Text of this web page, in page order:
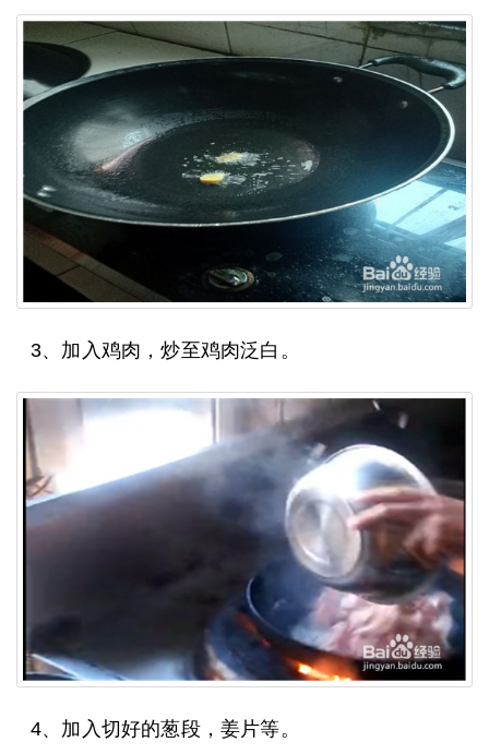
3、加入鸡肉，炒至鸡肉泛白。
4、加入切好的葱段，姜片等。